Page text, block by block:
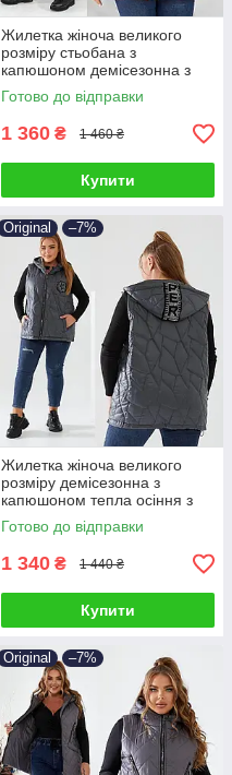
Жилетка жіноча великого
розміру стьобана з
капюшоном демісезонна з
плащівки на синтепоні 48-58
Готово до відправки
1 360 ₴ 1 460 ₴
Купити
Original –7%
Жилетка жіноча великого
розміру демісезонна з
капюшоном тепла осіння з
плащівки 48-58
Готово до відправки
1 340 ₴ 1 440 ₴
Купити
Original –7%